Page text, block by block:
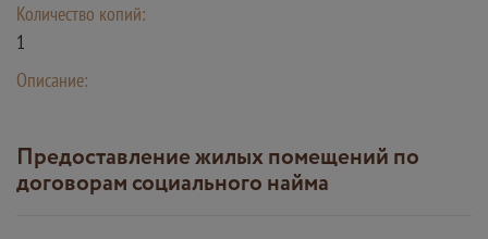
Количество копий:
1
Описание:
Предоставление жилых помещений по
договорам социального найма